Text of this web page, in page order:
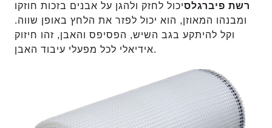
רשת פיברגלסיכול לחזק ולהגן על אבנים בזכות חוזקו
ומבנהו המאוזן, הוא יכול לפזר את הלחץ באופן שווה.
וקל להיתקע בגב השיש, הפסיפס והאבן, זהו חיזוק
אידיאלי לכל מפעלי עיבוד האבן.